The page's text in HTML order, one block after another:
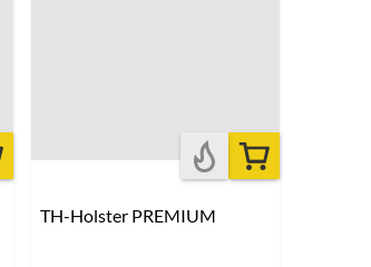
TH-Holster PREMIUM